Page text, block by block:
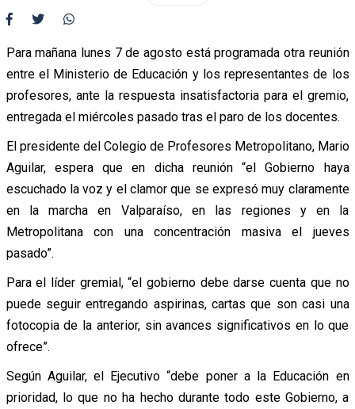
Para mañana lunes 7 de agosto está programada otra reunión
entre el Ministerio de Educación y los representantes de los
profesores, ante la respuesta insatisfactoria para el gremio,
entregada el miércoles pasado tras el paro de los docentes.
El presidente del Colegio de Profesores Metropolitano, Mario
Aguilar, espera que en dicha reunión “el Gobierno haya
escuchado la voz y el clamor que se expresó muy claramente
en la marcha en Valparaíso, en las regiones y en la
Metropolitana con una concentración masiva el jueves
pasado”.
Para el líder gremial, “el gobierno debe darse cuenta que no
puede seguir entregando aspirinas, cartas que son casi una
fotocopia de la anterior, sin avances significativos en lo que
ofrece”.
Según Aguilar, el Ejecutivo “debe poner a la Educación en
prioridad, lo que no ha hecho durante todo este Gobierno, a